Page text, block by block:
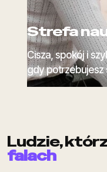
Strefa
Cisza, spokój i
gdy potrzebujesz
Ludzie,
falach